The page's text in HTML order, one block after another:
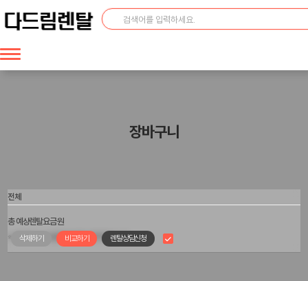
장바구니
전체
삭제하기 비교하기 렌탈상담신청
총 예상렌탈요금원
※ 제휴카드는 한 품목에 대해서만 적용됩니다.